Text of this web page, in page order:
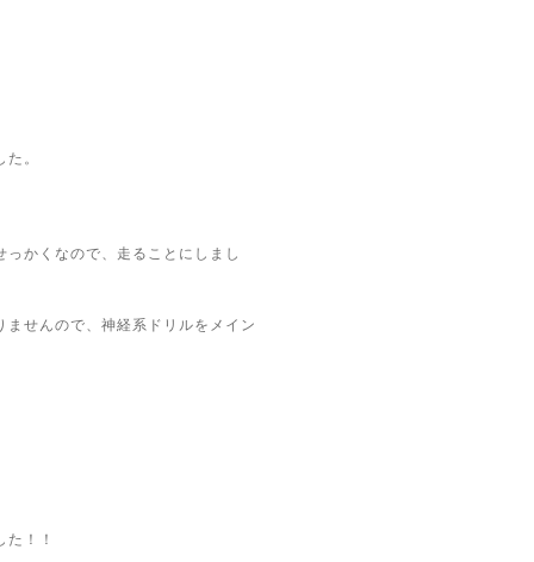
。
かくなので、走ることにしまし
せんので、神経系ドリルをメイン
！！